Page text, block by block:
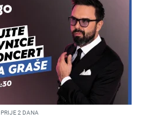
PRIJE 2 DANA